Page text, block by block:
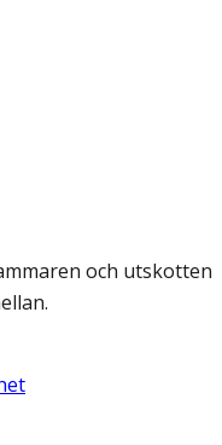
och utskotten